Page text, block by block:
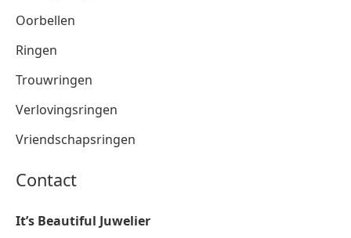
Oorbellen
Ringen
Trouwringen
Verlovingsringen
Vriendschapsringen
Contact
It’s Beautiful Juwelier